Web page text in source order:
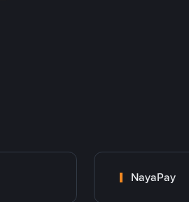
NayaPay